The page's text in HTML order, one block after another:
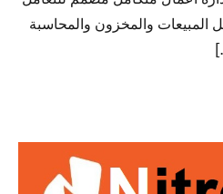
المبيعات والمخزون والمحاسبة